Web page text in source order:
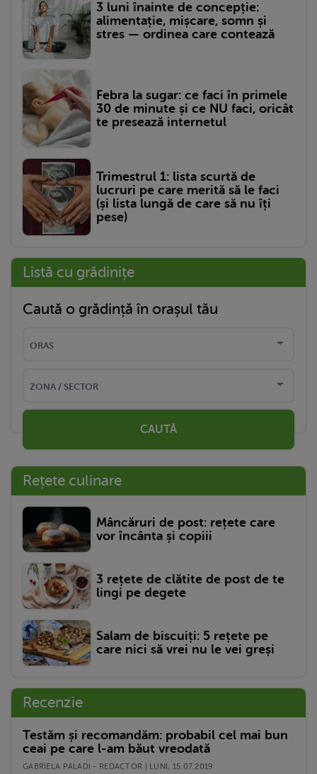
3 luni înainte de concepție:
alimentație, mișcare, somn și
stres — ordinea care contează
Febra la sugar: ce faci în primele
30 de minute și ce NU faci, oricât
te presează internetul
Trimestrul 1: lista scurtă de
lucruri pe care merită să le faci
(și lista lungă de care să nu îți
pese)
Listă cu grădinițe
Caută o grădință în orașul tău
CAUTĂ
Rețete culinare
Mâncăruri de post: rețete care
vor încânta și copiii
3 rețete de clătite de post de te
lingi pe degete
Salam de biscuiți: 5 rețete pe
care nici să vrei nu le vei greși
Recenzie
Testăm și recomandăm: probabil cel mai bun
ceai pe care l-am băut vreodată
GABRIELA PALADI - REDACTOR | LUNI, 15.07.2019